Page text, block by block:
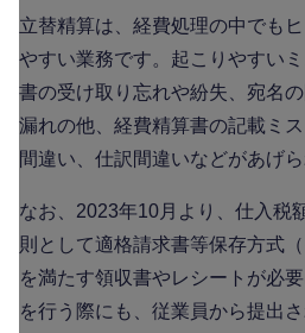
立替精算は、経費処理の中でも
やすい業務です。起こりやすい
書の受け取り忘れや紛失、宛名
漏れの他、経費精算書の記載ミ
間違い、仕訳間違いなどがあげら
なお、2023年10月より、仕入税
則として適格請求書等保存方式
を満たす領収書やレシートが必
を行う際にも、従業員から提出